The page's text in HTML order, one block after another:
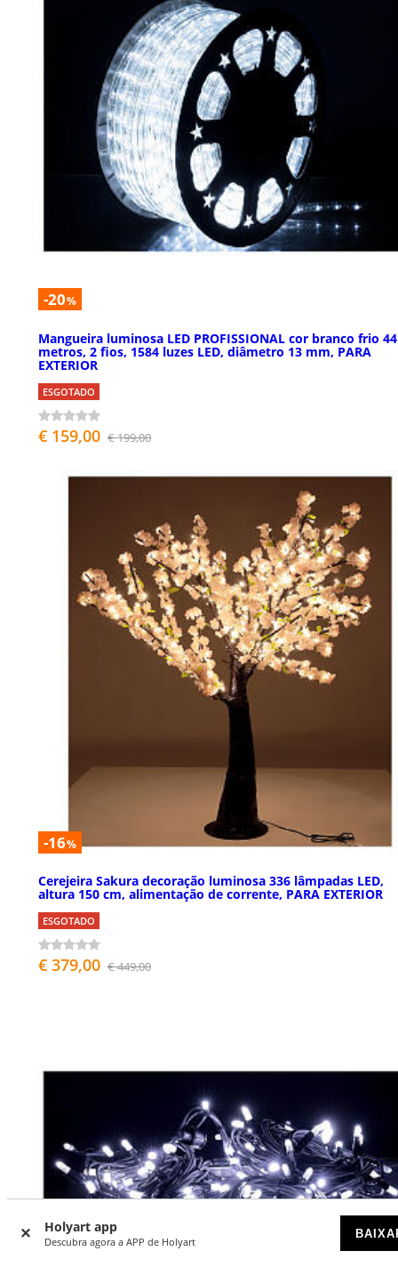
Holyart app
Descubra agora a APP de Holyart
-20%
Mangueira luminosa LED PROFISSIONAL cor branco frio 44
metros, 2 fios, 1584 luzes LED, diâmetro 13 mm, PARA
EXTERIOR
ESGOTADO
€ 159,00 € 199,00
-16%
Cerejeira Sakura decoração luminosa 336 lâmpadas LED,
altura 150 cm, alimentação de corrente, PARA EXTERIOR
ESGOTADO
€ 379,00 € 449,00